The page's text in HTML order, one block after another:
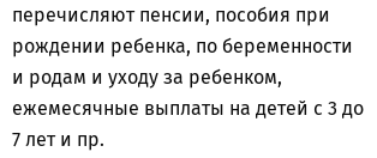
перечисляют пенсии, пособия при
рождении ребенка, по беременности
и родам и уходу за ребенком,
ежемесячные выплаты на детей с 3 до
7 лет и пр.